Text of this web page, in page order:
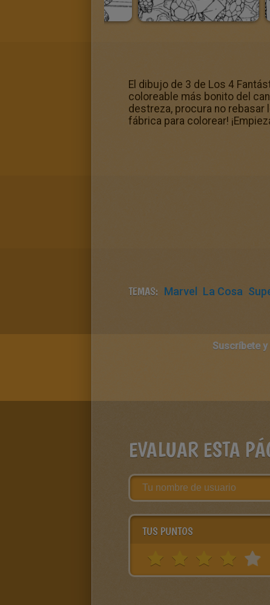
El dibujo de 3 de Los 4
coloreable más bonito del
destreza, procura no rebasar
fábrica para colorear!
TEMAS: Marvel La Cosa
Suscríbete y
EVALUAR ESTA
TUS PUNTOS